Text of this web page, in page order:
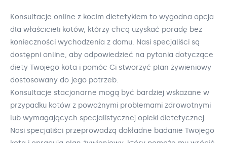
Konsultacje online z kocim dietetykiem to wygodna opcja
dla właścicieli kotów, którzy chcą uzyskać poradę bez
konieczności wychodzenia z domu. Nasi specjaliści są
dostępni online, aby odpowiedzieć na pytania dotyczące
diety Twojego kota i pomóc Ci stworzyć plan żywieniowy
dostosowany do jego potrzeb.
Konsultacje stacjonarne mogą być bardziej wskazane w
przypadku kotów z poważnymi problemami zdrowotnymi
lub wymagających specjalistycznej opieki dietetycznej.
Nasi specjaliści przeprowadzą dokładne badanie Twojego